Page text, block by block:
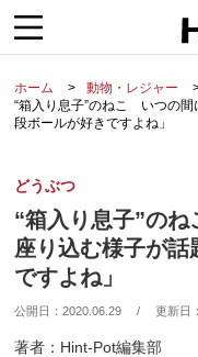
ホーム
動物・レジャー
“箱入り息子”のねこ いつの
段ボールが好きですよね」
どうぶつ
“箱入り息子”の
座り込む様子が
ですよね」
公開日：2020.06.29 / 更新日
著者：Hint-Pot編集部